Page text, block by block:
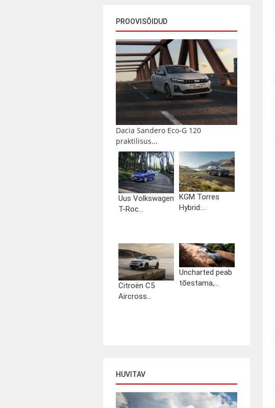
PROOVISÕIDUD
Dacia Sandero Eco-G 120
praktilisus...
Uus Volkswagen
T-Roc...
KGM Torres
Hybrid:...
Citroën C5
Aircross...
Uncharted peab
tõestama,...
HUVITAV